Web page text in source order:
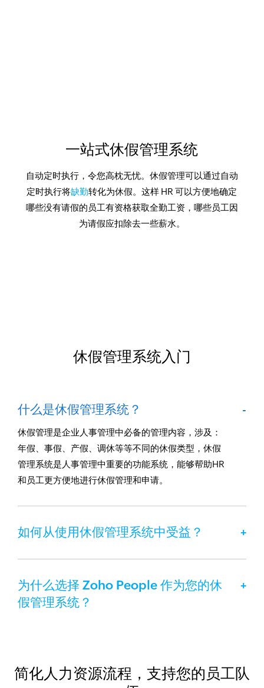
一站式休假管理系统
自动定时执行，令您高枕无忧。休假管理可以通过自动
定时执行将缺勤转化为休假。这样 HR 可以方便地确定
哪些没有请假的员工有资格获取全勤工资，哪些员工因
为请假应扣除去一些薪水。
休假管理系统入门
什么是休假管理系统？
休假管理是企业人事管理中必备的管理内容，涉及：
年假、事假、产假、调休等等不同的休假类型，休假
管理系统是人事管理中重要的功能系统，能够帮助HR
和员工更方便地进行休假管理和申请。
如何从使用休假管理系统中受益？
为什么选择 Zoho People 作为您的休
假管理系统？
简化人力资源流程，支持您的员工队